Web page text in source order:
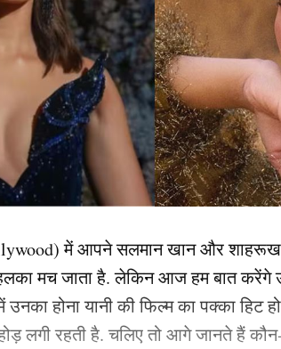
में आपने सलमान खान और शाहरूख
मच जाता है. लेकिन आज हम बात करेंगे
होना यानी की फिल्म का पक्का हिट
लगी रहती है. चलिए तो आगे जानते हैं